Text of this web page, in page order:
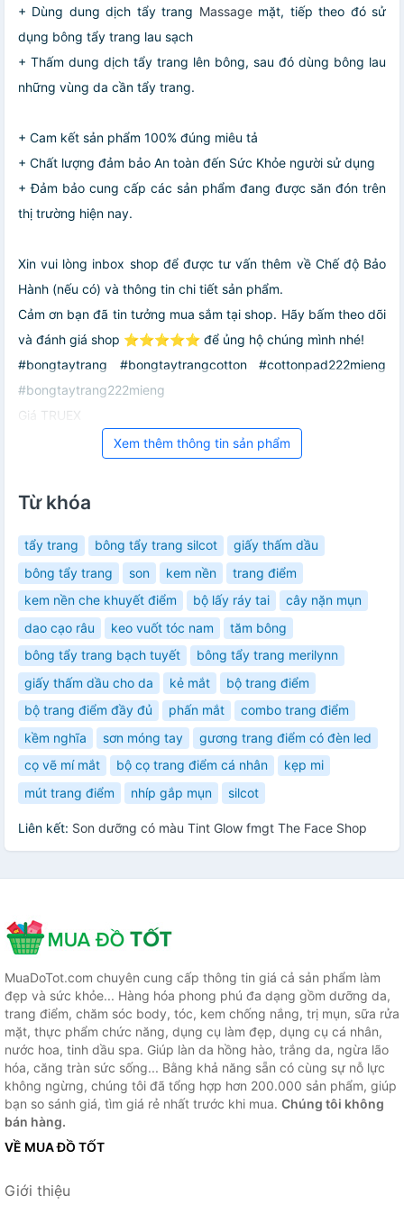
+ Dùng dung dịch tẩy trang Massagemặt, tiếp theo đó sử
dụng bông tẩy trang lau sạch
+ Thấm dung dịch tẩy trang lên bông, sau đó dùng bông lau
những vùng da cần tẩy trang.
+ Cam kết sản phẩm 100% đúng miêu tả
+ Chất lượng đảm bảo An toàn đến Sức Khỏe người sử dụng
+ Đảm bảo cung cấp các sản phẩm đang được săn đón trên
thị trường hiện nay.
Xin vui lòng inbox shop để được tư vấn thêm về Chế độ Bảo
Hành (nếu có) và thông tin chi tiết sản phẩm.
Cảm ơn bạn đã tin tưởng mua sắm tại shop. Hãy bấm theo dõi
và đánh giá shop ⭐⭐⭐⭐⭐ để ủng hộ chúng mình nhé!
#bongtaytrang #bongtaytrangcotton #cottonpad222mieng
#bongtaytrang222mieng
Giá TRUEX
Xem thêm thông tin sản phẩm
Từ khóa
tẩy trang bông tẩy trang silcot
giấy thấm dầu
bông tẩy trang
son kem nền
trang điểm
kem nền che khuyết điểm
bộ lấy ráy tai
cây nặn mụn
dao cạo râu
keo vuốt tóc nam
tăm bông
bông tẩy trang bạch tuyết
bông tẩy trang merilynn
giấy thấm dầu cho da
kẻ mắt
bộ trang điểm
bộ trang điểm đầy đủ
phấn mắt
combo trang điểm
kềm nghĩa
sơn móng tay
gương trang điểm có đèn led
cọ vẽ mí mắt
bộ cọ trang điểm cá nhân
kẹp mi
mút trang điểm
nhíp gắp mụn silcot
Liên kết: Son dưỡng có màu Tint Glow fmgt The Face Shop
MuaDoTot.com chuyên cung cấp thông tin giá cả sản phẩm làm
đẹp và sức khỏe... Hàng hóa phong phú đa dạng gồm dưỡng da,
trang điểm, chăm sóc body, tóc, kem chống nắng, trị mụn, sữa rửa
mặt, thực phẩm chức năng, dụng cụ làm đẹp, dụng cụ cá nhân,
nước hoa, tinh dầu spa. Giúp làn da hồng hào, trắng da, ngừa lão
hóa, căng tràn sức sống... Bằng khả năng sẵn có cùng sự nỗ lực
không ngừng, chúng tôi đã tổng hợp hơn 200.000 sản phẩm, giúp
bạn so sánh giá, tìm giá rẻ nhất trước khi mua. Chúng tôi không
bán hàng.
VỀ MUA ĐỒ TỐT
Giới thiệu